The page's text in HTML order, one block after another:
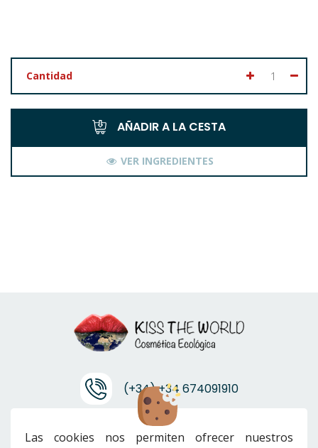
Cantidad
AÑADIR A LA CESTA
VER INGREDIENTES
(+34) +34 674091910
info@ktwcanarias.com
Las cookies nos permiten ofrecer nuestros